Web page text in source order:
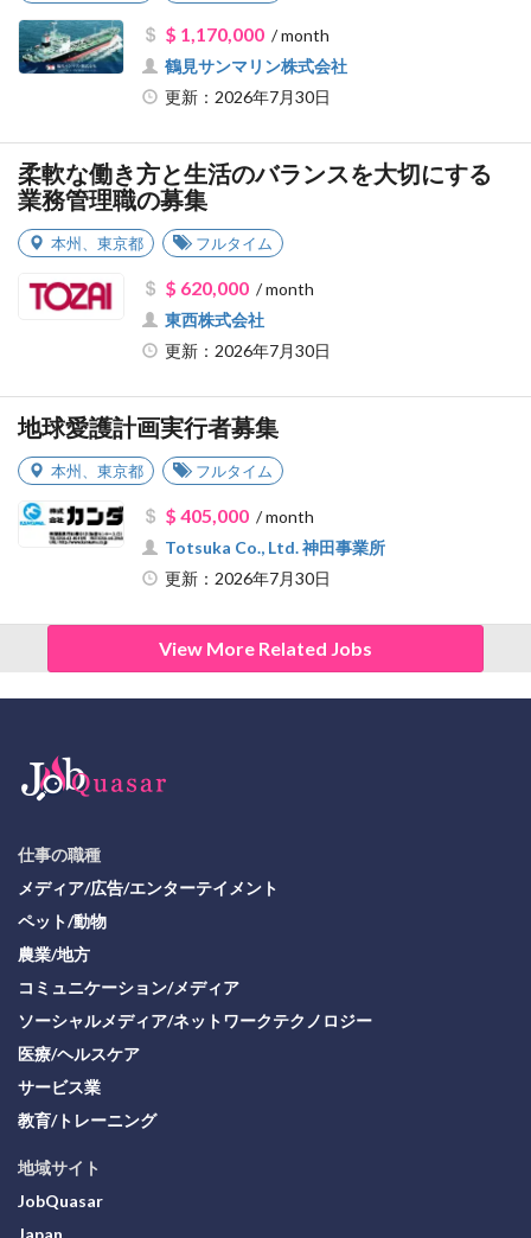
$ 1,170,000/ month
鶴見サンマリン株式会社
更新：2026年7月30日
柔軟な働き方と生活のバランスを大切にする
業務管理職の募集
本州 東京都 フルタイム
$ 620,000/ month
東西株式会社
更新：2026年7月30日
地球愛護計画実行者募集
本州 東京都 フルタイム
$ 405,000/ month
Totsuka Co., Ltd. 神田事業所
更新：2026年7月30日
View More Related Jobs
仕事の職種
メディア/広告/エンターテイメント
ペット/動物
農業/地方
コミュニケーション/メディア
ソーシャルメディア/ネットワークテクノロジー
医療/ヘルスケア
サービス業
教育/トレーニング
地域サイト
JobQuasar
Japan